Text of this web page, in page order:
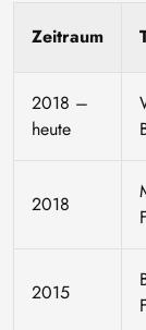
Zeitraum
2018 –
heute
2018
2015